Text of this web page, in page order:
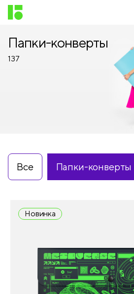
Папки-конверты
137
Все Папки-конверты
Новинка